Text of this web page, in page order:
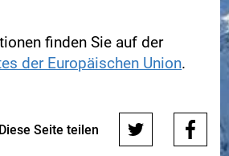
finden Sie auf der
der Europäischen Union.
Diese Seite teilen